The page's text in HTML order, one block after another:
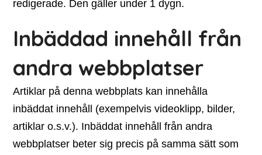
redigerade. Den gäller under 1 dygn.
Inbäddad innehåll från
andra webbplatser
Artiklar på denna webbplats kan innehålla
inbäddat innehåll (exempelvis videoklipp, bilder,
artiklar o.s.v.). Inbäddat innehåll från andra
webbplatser beter sig precis på samma sätt som